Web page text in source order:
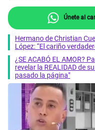
Únete al
Hermano de Christian
López: “El cariño
¿SE ACABÓ EL AMOR?
revelar la REALIDAD de
pasado la página"